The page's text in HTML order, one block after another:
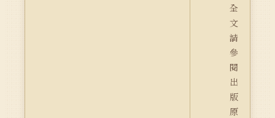
全
文
請
參
閱
出
版
原